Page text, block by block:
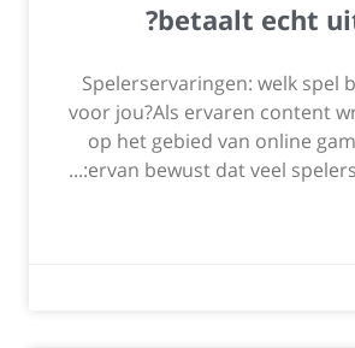
betaalt echt
Spelerservaringen: welk spel
voor jou?Als ervaren content
op het gebied van online
ervan bewust dat veel spelers